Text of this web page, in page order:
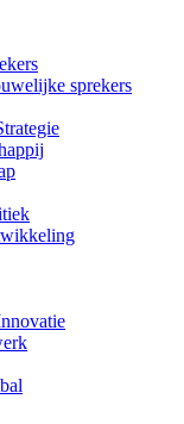
sprekers